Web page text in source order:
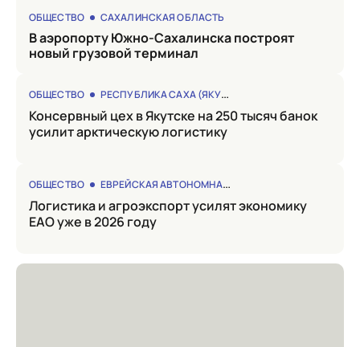
ОБЩЕСТВО САХАЛИНСКАЯ ОБЛАСТЬ
в аэропорту Южно-Сахалинска построят
новый грузовой терминал
ОБЩЕСТВО РЕСПУБЛИКА САХА (ЯКУТИЯ)
Консервный цех в Якутске на 250 тысяч банок
усилит арктическую логистику
ОБЩЕСТВО ЕВРЕЙСКАЯ АВТОНОМНАЯ ОБЛАСТЬ
Логистика и агроэкспорт усилят экономику
ЕАО уже в 2026 году